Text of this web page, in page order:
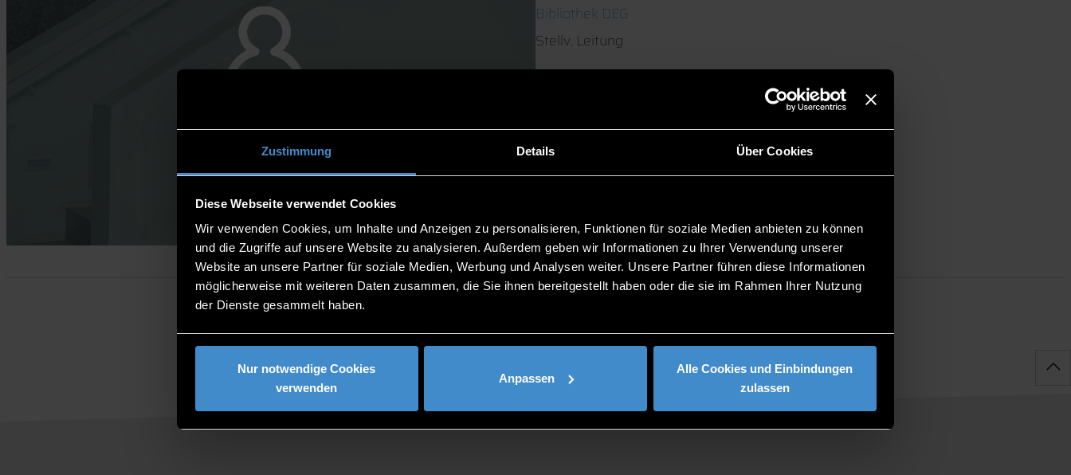
Zustimmung Details Über Cookies
Diese Webseite verwendet Cookies
Wir verwenden Cookies, um Inhalte und Anzeigen zu personalisieren, Funktionen für soziale Medien anbieten zu können
und die Zugriffe auf unsere Website zu analysieren. Außerdem geben wir Informationen zu Ihrer Verwendung unserer
Website an unsere Partner für soziale Medien, Werbung und Analysen weiter. Unsere Partner führen diese Informationen
möglicherweise mit weiteren Daten zusammen, die Sie ihnen bereitgestellt haben oder die sie im Rahmen Ihrer Nutzung
der Dienste gesammelt haben.
Nur notwendige Cookies
verwenden
Anpassen
Alle Cookies und Einbindungen
zulassen
Bibliothek DEG
Stellv. Leitung